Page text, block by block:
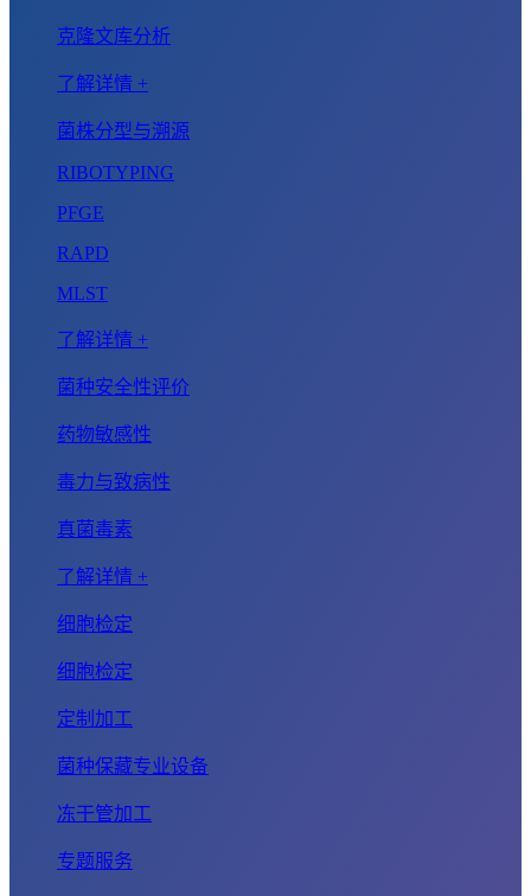
克隆文库分析
了解详情 +
菌株分型与溯源
RIBOTYPING
PFGE
RAPD
MLST
了解详情 +
菌种安全性评价
药物敏感性
毒力与致病性
真菌毒素
了解详情 +
细胞检定
细胞检定
定制加工
菌种保藏专业设备
冻干管加工
专题服务